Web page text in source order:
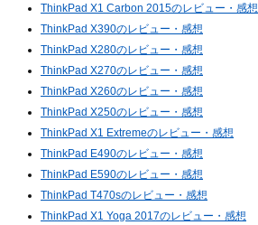
ThinkPad X1 Carbon 2015のレビュー・感想
ThinkPad X390のレビュー・感想
ThinkPad X280のレビュー・感想
ThinkPad X270のレビュー・感想
ThinkPad X260のレビュー・感想
ThinkPad X250のレビュー・感想
ThinkPad X1 Extremeのレビュー・感想
ThinkPad E490のレビュー・感想
ThinkPad E590のレビュー・感想
ThinkPad T470sのレビュー・感想
ThinkPad X1 Yoga 2017のレビュー・感想